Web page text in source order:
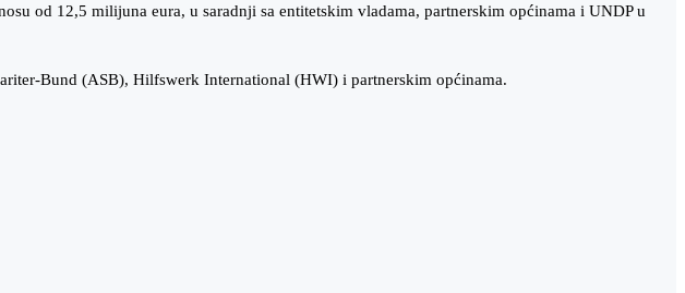
od 12,5 milijuna eura, u saradnji sa entitetskim vladama, partnerskim općinama i UNDP u
Bund (ASB), Hilfswerk International (HWI) i partnerskim općinama.